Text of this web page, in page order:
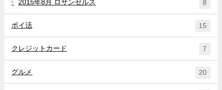
2015年8月 ロサンゼルス 8
ポイ活 15
クレジットカード 7
グルメ 20